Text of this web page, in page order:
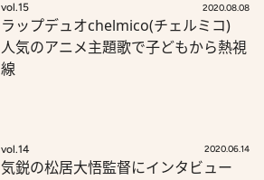
vol.15 2020.08.08
ラップデュオchelmico(チェルミコ)
人気のアニメ主題歌で子どもから熱視
線
vol.14 2020.06.14
気鋭の松居大悟監督にインタビュー